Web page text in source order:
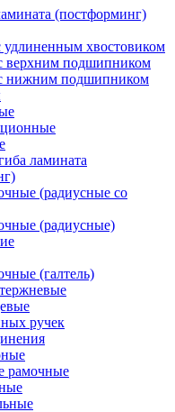
(постформинг)
хвостовиком
верхним подшипником
нижним подшипником
ламината
(радиусные со
(радиусные)
(галтель)
ручек
рамочные